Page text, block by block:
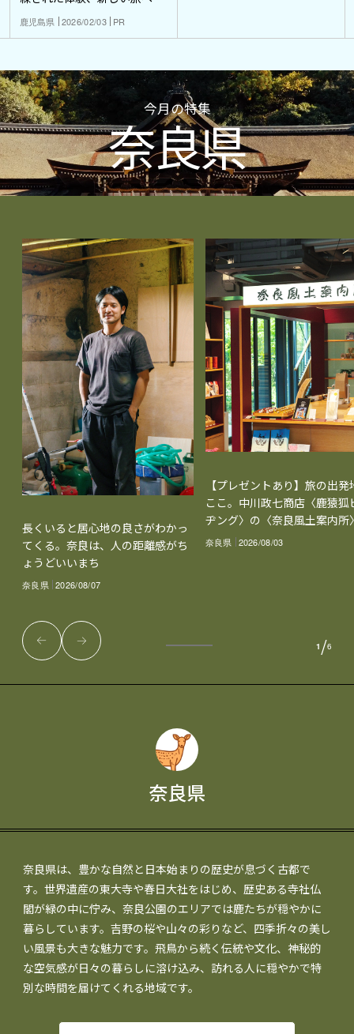
鹿児島県 2026/02/03 PR
今月の特集
奈良県
奈良県
奈良県は、豊かな自然と日本始まりの歴史が息づく古都で
す。世界遺産の東大寺や春日大社をはじめ、歴史ある寺社仏
閣が緑の中に佇み、奈良公園のエリアでは鹿たちが穏やかに
暮らしています。吉野の桜や山々の彩りなど、四季折々の美し
い風景も大きな魅力です。飛鳥から続く伝統や文化、神秘的
な空気感が日々の暮らしに溶け込み、訪れる人に穏やかで特
別な時間を届けてくれる地域です。
長くいると居心地の良さがわかっ
てくる。奈良は、人の距離感がち
ょうどいいまち
奈良県 2026/08/07
【プレゼントあり】旅の出発
ここ。中川政七商店〈鹿猿狐
ヂング〉の〈奈良風土案内所
奈良県 2026/08/03
1 /6